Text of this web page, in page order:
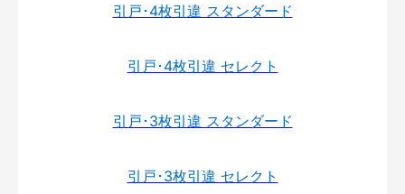
引戸･4枚引違 スタンダード
引戸･4枚引違 セレクト
引戸･3枚引違 スタンダード
引戸･3枚引違 セレクト